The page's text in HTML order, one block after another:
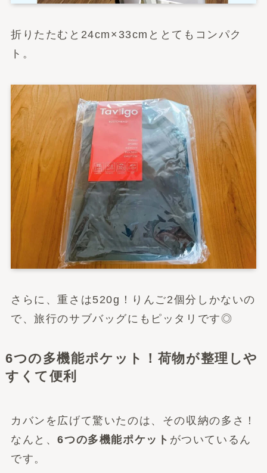
折りたたむと24cm×33cmととてもコンパク
ト。
さらに、重さは520g！りんご2個分しかないの
で、旅行のサブバッグにもピッタリです◎
6つの多機能ポケット！荷物が整理しや
すくて便利
カバンを広げて驚いたのは、その収納の多さ！
なんと、6つの多機能ポケット がついているん
です。